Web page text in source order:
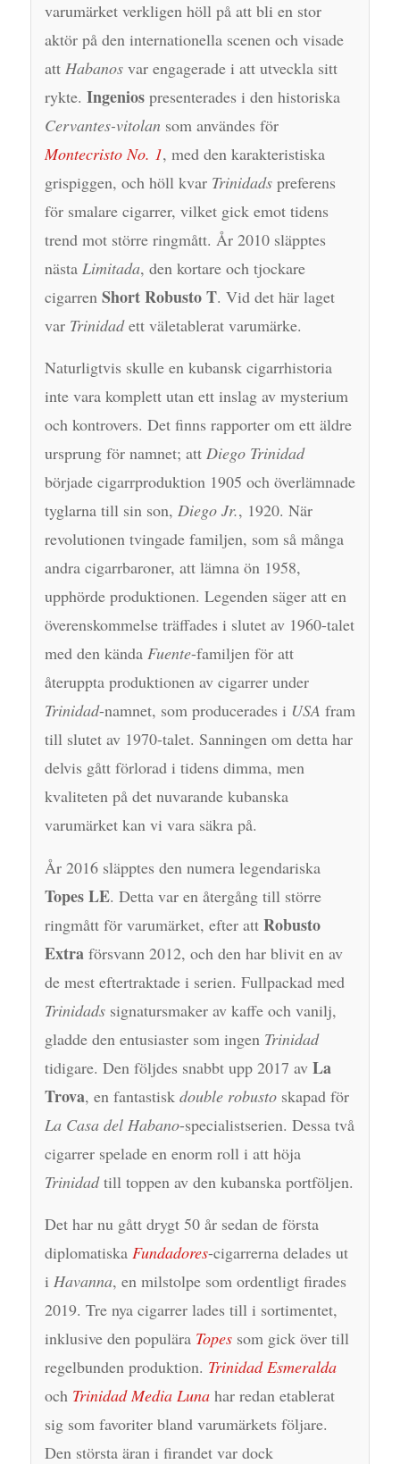
varumärket verkligen höll på att bli en stor
aktör på den internationella scenen och visade
att Habanosvar engagerade i att utveckla sitt
rykte. Ingeniospresenterades i den historiska
Cervantes-vitolan som användes för
Montecristo No. 1, med den karakteristiska
grispiggen, och höll kvar Trinidadspreferens
för smalare cigarrer, vilket gick emot tidens
trend mot större ringmått. År 2010 släpptes
nästa Limitada, den kortare och tjockare
cigarren Short Robusto T. Vid det här laget
var Trinidadett väletablerat varumärke.
Naturligtvis skulle en kubansk cigarrhistoria
inte vara komplett utan ett inslag av mysterium
och kontrovers. Det finns rapporter om ett äldre
ursprung för namnet; att Diego Trinidad
började cigarrproduktion 1905 och överlämnade
tyglarna till sin son, Diego Jr., 1920. När
revolutionen tvingade familjen, som så många
andra cigarrbaroner, att lämna ön 1958,
upphörde produktionen. Legenden säger att en
överenskommelse träffades i slutet av 1960-talet
med den kända Fuente-familjen för att
återuppta produktionen av cigarrer under
Trinidad-namnet, som producerades i USA fram
till slutet av 1970-talet. Sanningen om detta har
delvis gått förlorad i tidens dimma, men
kvaliteten på det nuvarande kubanska
varumärket kan vi vara säkra på.
År 2016 släpptes den numera legendariska
Topes LE. Detta var en återgång till större
ringmått för varumärket, efter att Robusto
Extraförsvann 2012, och den har blivit en av
de mest eftertraktade i serien. Fullpackad med
Trinidadssignatursmaker av kaffe och vanilj,
gladde den entusiaster som ingen Trinidad
tidigare. Den följdes snabbt upp 2017 av La
Trova, en fantastisk double robustoskapad för
La Casa del Habano-specialistserien. Dessa två
cigarrer spelade en enorm roll i att höja
Trinidadtill toppen av den kubanska portföljen.
Det har nu gått drygt 50 år sedan de första
diplomatiska Fundadores-cigarrerna delades ut
i Havanna, en milstolpe som ordentligt firades
2019. Tre nya cigarrer lades till i sortimentet,
inklusive den populära Topessom gick över till
regelbunden produktion. Trinidad Esmeralda
och Trinidad Media Lunahar redan etablerat
sig som favoriter bland varumärkets följare.
Den största äran i firandet var dock